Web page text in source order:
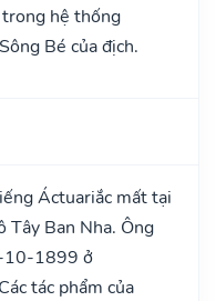
hệ thống
Bé của địch.
Áctuariắc mất tại
Tây Ban Nha. Ông
10-1899 ở
tác phẩm của